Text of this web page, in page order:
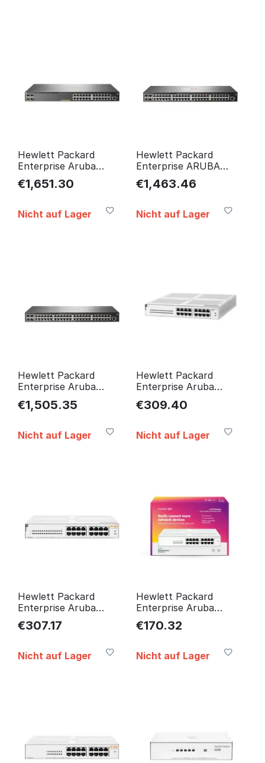
Hewlett Packard
Enterprise Aruba
2930F 24G
PoE+4SFP+Switc New
€1,651.30
Nicht auf Lager
Hewlett Packard
Enterprise ARUBA
2930F 48G 4SFP
Switch New Retail
€1,463.46
Nicht auf Lager
Hewlett Packard
Enterprise Aruba
2930F 48G 4SFP
Switch New Retail
€1,505.35
Nicht auf Lager
Hewlett Packard
Enterprise Aruba
Instant On 1430 16G
Class4 Poe 124W
€309.40
Nicht auf Lager
Hewlett Packard
Enterprise Aruba
Instant On 1430 16G
Class4 Poe 124W
R8R48A#ABB
€307.17
Nicht auf Lager
Hewlett Packard
Enterprise Aruba
Instant On 1430 16G
Unmanaged L2 Gigabit
€170.32
Nicht auf Lager